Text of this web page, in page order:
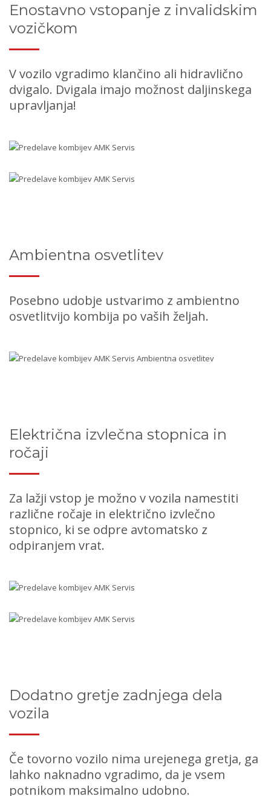
Enostavno vstopanje z invalidskim
vozičkom
V vozilo vgradimo klančino ali hidravlično
dvigalo. Dvigala imajo možnost daljinskega
upravljanja!
Ambientna osvetlitev
Posebno udobje ustvarimo z ambientno
osvetlitvijo kombija po vaših željah.
Električna izvlečna stopnica in
ročaji
Za lažji vstop je možno v vozila namestiti
različne ročaje in električno izvlečno
stopnico, ki se odpre avtomatsko z
odpiranjem vrat.
Dodatno gretje zadnjega dela
vozila
Če tovorno vozilo nima urejenega gretja, ga
lahko naknadno vgradimo, da je vsem
potnikom maksimalno udobno.